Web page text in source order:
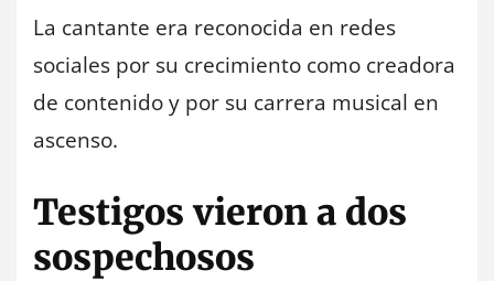
La cantante era reconocida en redes
sociales por su crecimiento como creadora
de contenido y por su carrera musical en
ascenso.
Testigos vieron a dos
sospechosos